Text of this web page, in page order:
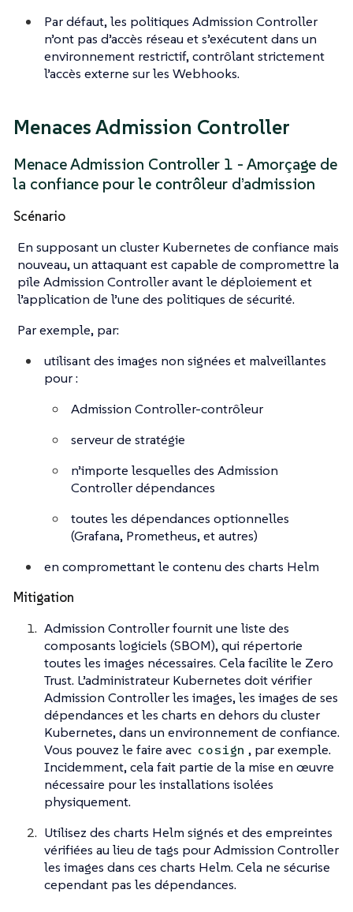
Par défaut, les politiques Admission Controller
n’ont pas d’accès réseau et s’exécutent dans un
environnement restrictif, contrôlant strictement
l’accès externe sur les Webhooks.
Menaces Admission Controller
Menace Admission Controller 1 - Amorçage de
la confiance pour le contrôleur d’admission
Scénario
En supposant un cluster Kubernetes de confiance mais
nouveau, un attaquant est capable de compromettre la
pile Admission Controller avant le déploiement et
l’application de l’une des politiques de sécurité.
Par exemple, par:
utilisant des images non signées et malveillantes
pour :
Admission Controller-contrôleur
serveur de stratégie
n’importe lesquelles des Admission
Controller dépendances
toutes les dépendances optionnelles
(Grafana, Prometheus, et autres)
en compromettant le contenu des charts Helm
Mitigation
Admission Controller fournit une liste des
composants logiciels (SBOM), qui répertorie
toutes les images nécessaires. Cela facilite le Zero
Trust. L’administrateur Kubernetes doit vérifier
Admission Controller les images, les images de ses
dépendances et les charts en dehors du cluster
Kubernetes, dans un environnement de confiance.
Vous pouvez le faire avec cosign , par exemple.
Incidemment, cela fait partie de la mise en œuvre
nécessaire pour les installations isolées
physiquement.
Utilisez des charts Helm signés et des empreintes
vérifiées au lieu de tags pour Admission Controller
les images dans ces charts Helm. Cela ne sécurise
cependant pas les dépendances.